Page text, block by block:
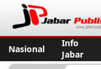
Nasional
Info
Jabar